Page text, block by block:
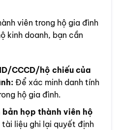
viên trong hộ gia đình
kinh doanh, bạn cần
CCCD/hộ chiếu của
Để xác minh danh tính
hộ gia đình.
họp thành viên hộ
liệu ghi lại quyết định